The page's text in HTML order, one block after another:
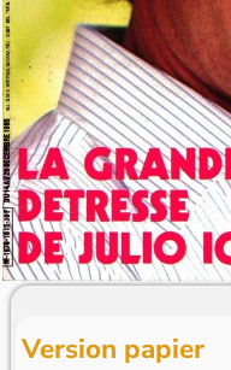
Version papier